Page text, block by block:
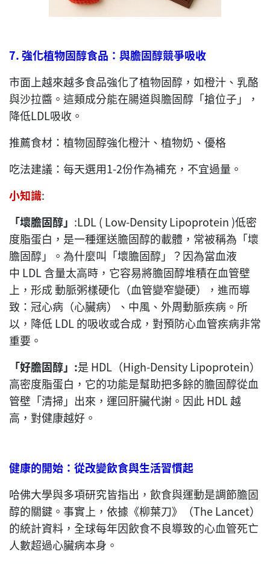
7.強化植物固醇食品：與膽固醇競爭吸收
市面上越來越多食品強化了植物固醇，如橙汁、乳酪
與沙拉醬。這類成分能在腸道與膽固醇「搶位子」，
降低LDL吸收。
推薦食材：植物固醇強化橙汁、植物奶、優格
吃法建議：每天選用1-2份作為補充，不宜過量。
小知識:
「壞膽固醇」 :LDL ( Low-Density Lipoprotein )低密
度脂蛋白，是一種運送膽固醇的載體，常被稱為「壞
膽固醇」。為什麼叫「壞膽固醇」？因為當血液
中 LDL 含量太高時，它容易將膽固醇堆積在血管壁
上，形成 動脈粥樣硬化（血管變窄變硬），進而導
致：冠心病（心臟病）、中風、外周動脈疾病。所
以，降低 LDL 的吸收或合成，對預防心血管疾病非常
重要。
「好膽固醇」 :是 HDL（High-Density Lipoprotein）
高密度脂蛋白，它的功能是幫助把多餘的膽固醇從血
管壁「清掃」出來，運回肝臟代謝。因此 HDL 越
高，對健康越好。
健康的開始：從改變飲食與生活習慣起
哈佛大學與多項研究皆指出，飲食與運動是調節膽固
醇的關鍵。事實上，依據《柳葉刀》（The Lancet）
的統計資料，全球每年因飲食不良導致的心血管死亡
人數超過心臟病本身。